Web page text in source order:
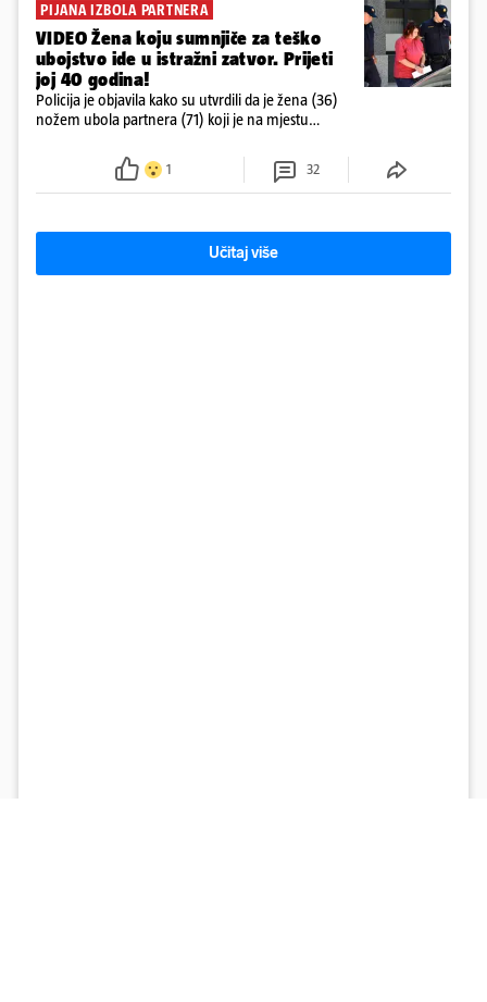
PIJANA IZBOLA PARTNERA
VIDEO Žena koju sumnjiče za teško
ubojstvo ide u istražni zatvor. Prijeti
joj 40 godina!
Policija je objavila kako su utvrdili da je žena (36)
nožem ubola partnera (71) koji je na mjestu
ispitali i poslali u istražni zatvor
1 32
Učitaj više